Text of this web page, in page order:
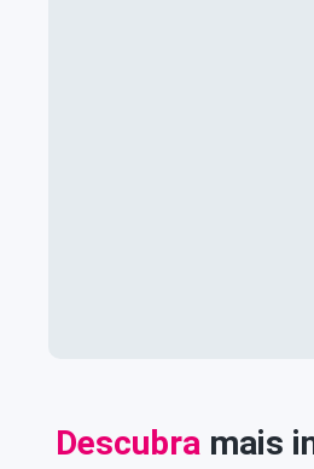
Descubra mais